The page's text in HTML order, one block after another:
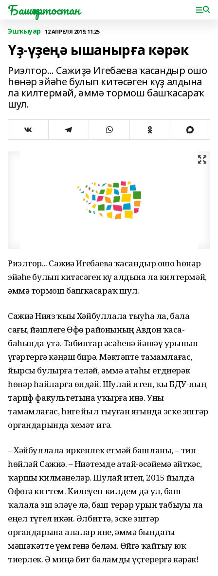
Башҡортостан
Эшҡыуар 12 АПРЕЛЯ 2019, 11:25
Үҙ-үҙеңә ышанырға кәрәк
Риэлтор... Сажиҙә Игебаева ҡасандыр ошо
һөнәр эйәһе булып китәсәген күҙ алдына
ла килтермәй, әммә тормош башҡасараҡ
шул.
Риэлтор... Сажиҙә Игебаева ҡасандыр ошо һөнәр
эйәһе булып китәсәген күҙ алдына ла килтермәй,
әммә тормош башҡасараҡ шул.
Сажиҙә Нияз ҡыҙы Хәй­бул­ла­ла тыуһа ла, бала
сағы, йәшлеге Өфө районының Авдон ҡаса­
баһында үтә. Табиптар әсәһенә йәшәү урынын
үҙгәртергә кәңәш бирә. Мәктәпте тамамлағас,
йырсы булырға теләй, әммә атаһы етдиерәк
һөнәр һайларға өндәй. Шулай итеп, ҡыҙ БДУ-ның
тариф факультетына уҡырға инә. Уны
тамамлағас, һигеҙ йыл тыуған яғында эске эштәр
органдарында хеҙмәт итә.
– Хәйбуллала иркенлек етмәй башланы, – тип
һөйләй Сажиҙә. – Ниәтемде атай-әсәйемә әйткәс,
ҡаршы килмәнеләр. Шулай итеп, 2015 йылда
Өфөгә киттем. Килеүен-килдем дә ул, баш
ҡалала эш эҙләүе лә, баш терәр урын табыуы ла
еңел түгел икән. Әлбиттә, эске эштәр
органдарына алалар ине, әммә бындағы
мәшәҡәтте үҙем генә беләм. Өйгә ҡайтыу юҡ
тиерлек. Ә миңә бит баламды үҫтерергә кәрәк!